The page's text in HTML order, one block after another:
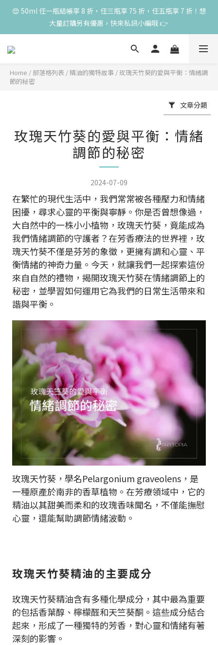
高峰期家長很安心 🧡 滿 3000 元加贈深呼吸10ml一瓶！限量送完
為止
😍 50ml 任一瓶結帳享 8 折，任三瓶享 75 折，任五瓶享 7 折！想
大量訂購另有優惠，快來私訊小編哦 👉
高峰期家長很安心 🧡 滿 3000 元加贈深呼吸10ml一瓶！限量送完
Home / 部落格列表 /精油的獨特故事 /玫瑰天竹葵的愛與平衡：情緒調
節的秘密
文章分類
玫瑰天竹葵的愛與平衡：情緒
調節的秘密
2024-07-09
在繁忙的現代生活中，我們常常被各種壓力和情緒
困擾，尋求心靈的平衡與寧靜。你是否曾想像過，
大自然中的一株小小植物，玫瑰天竹葵，竟能成為
我們情緒調節的守護者？在芳香療法的世界裡，玫
瑰天竹葵不僅是芬芳的象徵，更擁有調和心靈、平
衡情緒的神奇力量。今天，就讓我們一起探索這份
來自自然的禮物，揭開玫瑰天竹葵在情緒調節上的
秘密，並學習如何運用它為我們的日常生活帶來和
諧與平衡。
玫瑰天竹葵，學名Pelargonium graveolens，是
一種原產於南非的香草植物。在芳療領域中，它的
精油以其甜美而柔和的玫瑰香味聞名，不僅能撫慰
心靈，還能幫助調節情緒波動。
玫瑰天竹葵精油的主要成分
玫瑰天竹葵精油含有多種化學成分，其中最為重要
的包括香葉醇、檸檬醛和天竺葵酮。這些成分結合
起來，形成了一種獨特的芳香，對心靈和情緒有著
深刻的影響。